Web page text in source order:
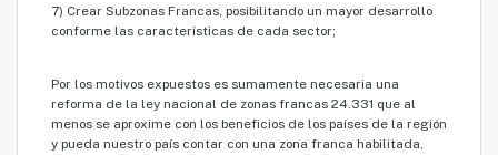
7) Crear Subzonas Francas, posibilitando un mayor desarrollo
conforme las características de cada sector;
Por los motivos expuestos es sumamente necesaria una
reforma de la ley nacional de zonas francas 24.331 que al
menos se aproxime con los beneficios de los países de la región
y pueda nuestro país contar con una zona franca habilitada,